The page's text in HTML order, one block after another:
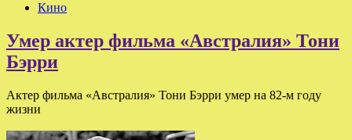
Кино
Умер актер фильма «Австралия» Тони
Бэрри
Актер фильма «Австралия» Тони Бэрри умер на 82-м году
жизни